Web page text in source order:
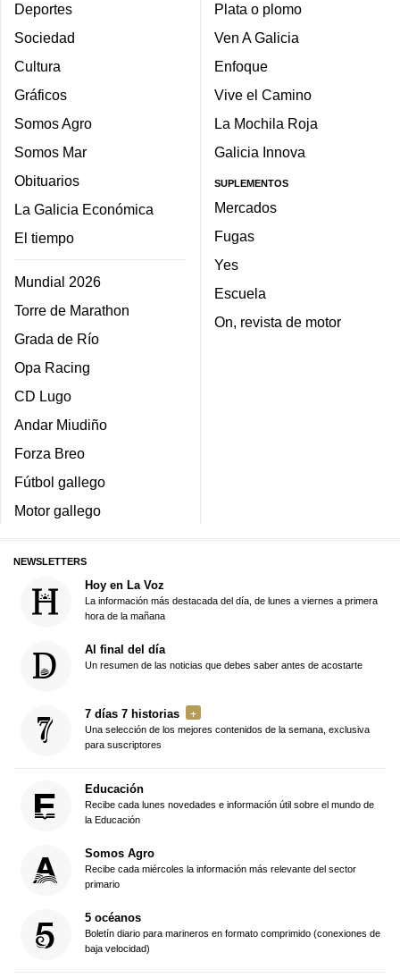
Deportes
Sociedad
Cultura
Gráficos
Somos Agro
Somos Mar
Obituarios
La Galicia Económica
El tiempo
Mundial 2026
Torre de Marathon
Grada de Río
Opa Racing
CD Lugo
Andar Miudiño
Forza Breo
Fútbol gallego
Motor gallego
Plata o plomo
Ven A Galicia
Enfoque
Vive el Camino
La Mochila Roja
Galicia Innova
SUPLEMENTOS
Mercados
Fugas
Yes
Escuela
On, revista de motor
NEWSLETTERS
Hoy en La Voz
La información más destacada del día, de lunes a viernes a primera
hora de la mañana
Al final del día
Un resumen de las noticias que debes saber antes de acostarte
7 días 7 historias
Una selección de los mejores contenidos de la semana, exclusiva
para suscriptores
Educación
Recibe cada lunes novedades e información útil sobre el mundo de
la Educación
Somos Agro
Recibe cada miércoles la información más relevante del sector
primario
5 océanos
Boletín diario para marineros en formato comprimido (conexiones de
baja velocidad)